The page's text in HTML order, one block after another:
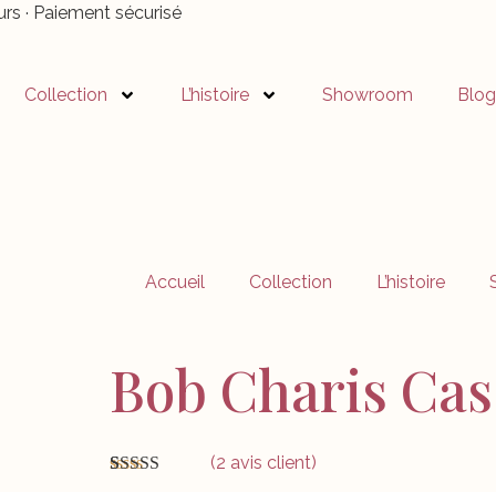
· Paiement sécurisé
Collection L’histoire Showroom Blog
Accueil Collection L’histoire
Bob Charis
(2 avis client)